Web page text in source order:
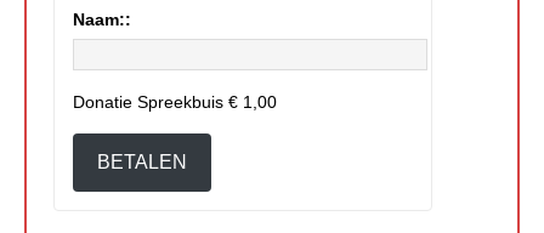
Naam::
Donatie Spreekbuis € 1,00
BETALEN